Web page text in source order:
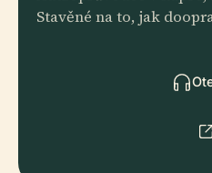
Stavěné na to, jak